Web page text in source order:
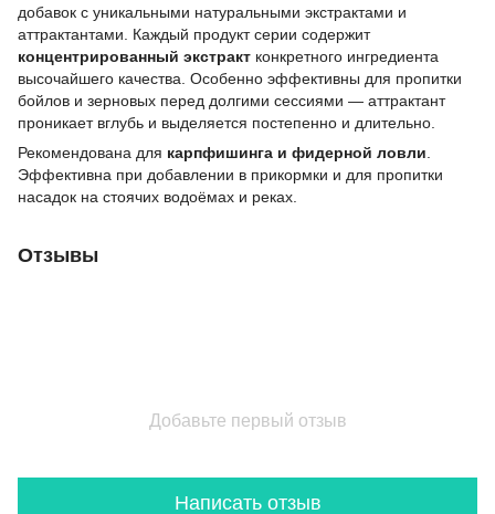
добавок с уникальными натуральными экстрактами и
аттрактантами. Каждый продукт серии содержит
концентрированный экстракт конкретного ингредиента
высочайшего качества. Особенно эффективны для пропитки
бойлов и зерновых перед долгими сессиями — аттрактант
проникает вглубь и выделяется постепенно и длительно.
Рекомендована для карпфишинга и фидерной ловли
Эффективна при добавлении в прикормки и для пропитки
насадок на стоячих водоёмах и реках.
Отзывы
Добавьте первый отзыв
Написать отзыв